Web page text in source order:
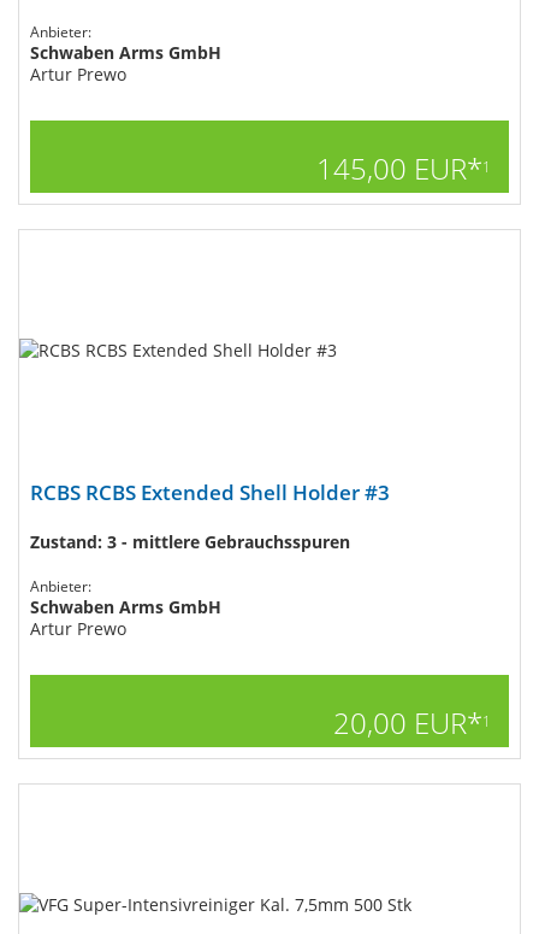
Anbieter:
Schwaben Arms GmbH
Artur Prewo
145,00 EUR*1
RCBS RCBS Extended Shell Holder #3
Zustand: 3 - mittlere Gebrauchsspuren
Anbieter:
Schwaben Arms GmbH
Artur Prewo
20,00 EUR*1